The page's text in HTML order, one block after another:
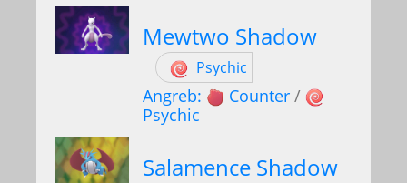
Mewtwo Shadow
Psychic
Angreb: Counter /
Psychic
Salamence Shadow